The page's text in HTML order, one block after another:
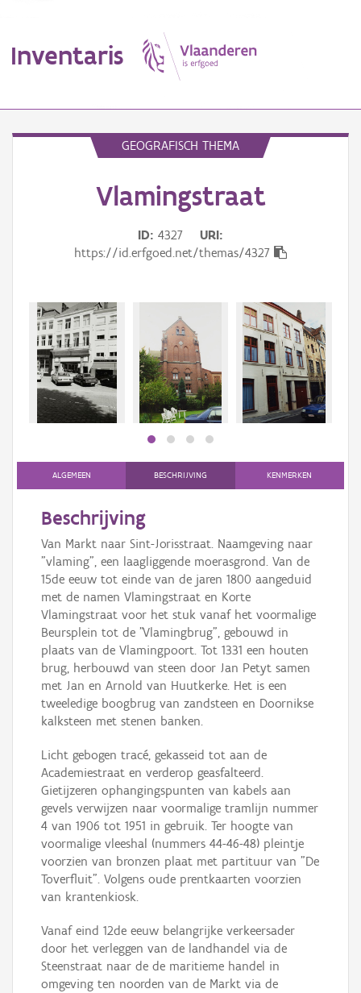
Inventaris
Thema
Gebeurtenis
Persoon of collectief
Downloads
Aanmelden
GEOGRAFISCH THEMA
Vlamingstraat
ID 4327
URI
https://id.erfgoed.net/themas/4327
ALGEMEEN BESCHRIJVING KENMERKEN
Beschrijving
Van Markt naar Sint-Jorisstraat. Naamgeving naar
"vlaming", een laagliggende moerasgrond. Van de
15de eeuw tot einde van de jaren 1800 aangeduid
met de namen Vlamingstraat en Korte
Vlamingstraat voor het stuk vanaf het voormalige
Beursplein tot de "Vlamingbrug", gebouwd in
plaats van de Vlamingpoort. Tot 1331 een houten
brug, herbouwd van steen door Jan Petyt samen
met Jan en Arnold van Huutkerke. Het is een
tweeledige boogbrug van zandsteen en Doornikse
kalksteen met stenen banken.
Licht gebogen tracé, gekasseid tot aan de
Academiestraat en verderop geasfalteerd.
Gietijzeren ophangingspunten van kabels aan
gevels verwijzen naar voormalige tramlijn nummer
4 van 1906 tot 1951 in gebruik. Ter hoogte van
voormalige vleeshal (nummers 44-46-48) pleintje
voorzien van bronzen plaat met partituur van "De
Toverfluit". Volgens oude prentkaarten voorzien
van krantenkiosk.
Vanaf eind 12de eeuw belangrijke verkeersader
door het verleggen van de landhandel via de
Steenstraat naar de de maritieme handel in
omgeving ten noorden van de Markt via de